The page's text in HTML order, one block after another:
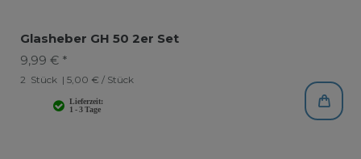
Glasheber GH 50 2er Set
9,99 € *
2 Stück | 5,00 € / Stück